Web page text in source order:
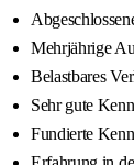
Mehrjährige
Belastbares
Sehr gute
Fundierte